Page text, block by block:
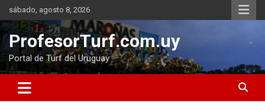
Skip
to
content
sábado, agosto 8, 2026
ProfesorTurf.com.uy
Portal de Turf del Uruguay